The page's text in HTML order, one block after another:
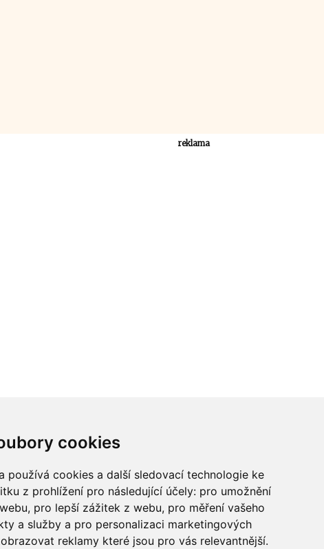
cookies
používá cookies a další sledovací technologie ke
z prohlížení pro následující účely: pro umožnění
, pro lepší zážitek z webu, pro měření vašeho
a služby a pro personalizaci marketingových
reklamy které jsou pro vás relevantnější.
reklama
Chcete spolupracovat?
Chalupu: